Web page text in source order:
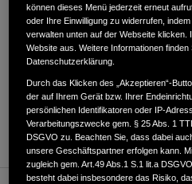
Klausenburger Straße 15,88069,
ANFAHRTSBESCHREIBUNG
WEBSITE
können dieses Menü jederzeit erneut
oder Ihre Einwilligung zu widerrufen,
verwalten unten auf der Webseite klicken.
Website aus. Weitere Informationen finden
Datenschutzerklärung.
Durch das Klicken des „Akzeptieren“-
der auf Ihrem Gerät bzw. Ihrer
persönlichen Identifikatoren oder IP-
Verarbeitungszwecke gem. § 25 Abs. 1
DSGVO zu. Beachten Sie, dass dabei
unsere Geschäftspartner erfolgen kann.
zugleich gem. Art.49 Abs.1 S.1 lit.a
besteht dabei insbesondere das Risiko,